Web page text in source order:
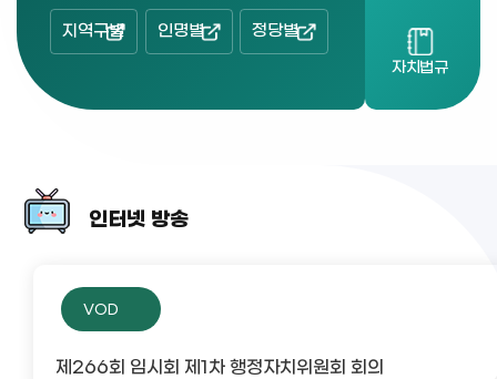
지역구별 인명별 정당별
자치법규
인터넷 방송
VOD
제266회 임시회 제1차 행정자치위원회 회의